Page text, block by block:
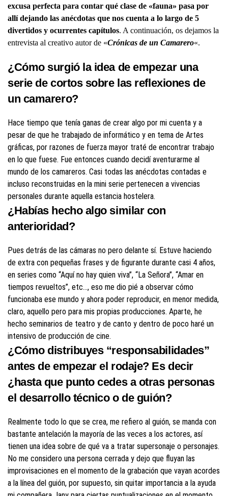
excusa perfecta para contar qué clase de «fauna» pasa por
allí dejando las anécdotas que nos cuenta a lo largo de 5
divertidos y ocurrentes capítulos. A continuación, os dejamos la
entrevista al creativo autor de «Crónicas de un Camarero«.
¿Cómo surgió la idea de empezar una
serie de cortos sobre las reflexiones de
un camarero?
Hace tiempo que tenía ganas de crear algo por mi cuenta y a
pesar de que he trabajado de informático y en tema de Artes
gráficas, por razones de fuerza mayor traté de encontrar trabajo
en lo que fuese. Fue entonces cuando decidí aventurarme al
mundo de los camareros. Casi todas las anécdotas contadas e
incluso reconstruidas en la mini serie pertenecen a vivencias
personales durante aquella estancia hostelera.
¿Habías hecho algo similar con
anterioridad?
Pues detrás de las cámaras no pero delante sí. Estuve haciendo
de extra con pequeñas frases y de figurante durante casi 4 años,
en series como “Aquí no hay quien viva”, “La Señora”, “Amar en
tiempos revueltos”, etc…, eso me dio pié a observar cómo
funcionaba ese mundo y ahora poder reproducir, en menor medida,
claro, aquello pero para mis propias producciones. Aparte, he
hecho seminarios de teatro y de canto y dentro de poco haré un
intensivo de producción de cine.
¿Cómo distribuyes “responsabilidades”
antes de empezar el rodaje? Es decir
¿hasta que punto cedes a otras personas
el desarrollo técnico o de guión?
Realmente todo lo que se crea, me refiero al guión, se manda con
bastante antelación la mayoría de las veces a los actores, así
tienen una idea sobre de qué va a tratar supersonaje o personajes.
No me considero una persona cerrada y dejo que fluyan las
improvisaciones en el momento de la grabación que vayan acordes
a la línea del guión, por supuesto, sin quitar importancia a la ayuda